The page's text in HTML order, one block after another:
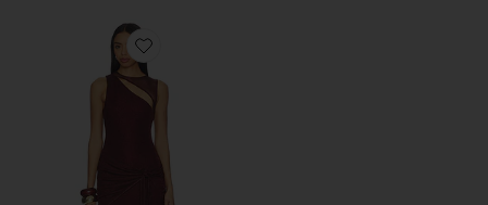
Favorite Azelma Dress